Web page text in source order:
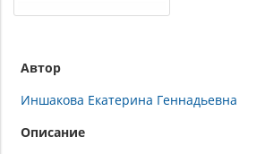
Автор
Иншакова Екатерина Геннадьевна
Описание